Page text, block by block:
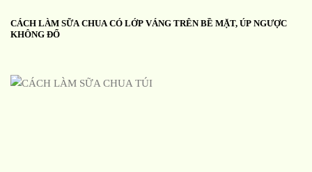
CÁCH LÀM SỮA CHUA CÓ LỚP VÁNG TRÊN BỀ MẶT, ÚP NGƯỢC
KHÔNG ĐỔ